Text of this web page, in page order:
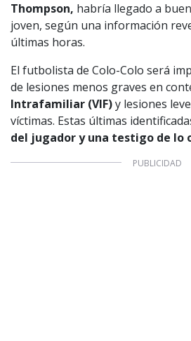
Thompson, habría llegado a
joven, según una información
últimas horas.
El futbolista de Colo-Colo será
de lesiones menos graves en
Intrafamiliar (VIF)y lesiones
víctimas. Estas últimas
del jugador y una testigo de lo